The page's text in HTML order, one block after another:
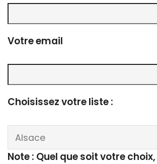
Votre email
Choisissez votre liste :
Note : Quel que soit votre